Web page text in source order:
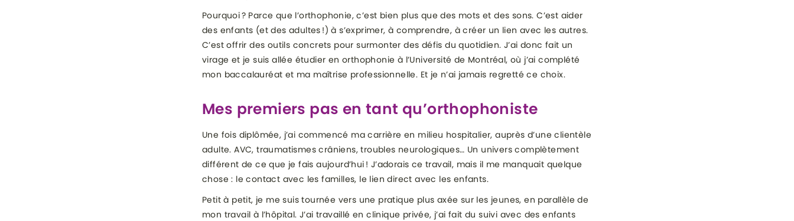
Pourquoi ? Parce que l’orthophonie, c’est bien plus que des mots et des sons. C’est aider
des enfants (et des adultes !) à s’exprimer, à comprendre, à créer un lien avec les autres.
C’est offrir des outils concrets pour surmonter des défis du quotidien. J’ai donc fait un
virage et je suis allée étudier en orthophonie à l’Université de Montréal, où j’ai complété
mon baccalauréat et ma maîtrise professionnelle. Et je n’ai jamais regretté ce choix.
Mes premiers pas en tant qu’orthophoniste
Une fois diplômée, j’ai commencé ma carrière en milieu hospitalier, auprès d’une clientèle
adulte. AVC, traumatismes crâniens, troubles neurologiques… Un univers complètement
différent de ce que je fais aujourd’hui ! J’adorais ce travail, mais il me manquait quelque
chose : le contact avec les familles, le lien direct avec les enfants.
Petit à petit, je me suis tournée vers une pratique plus axée sur les jeunes, en parallèle de
mon travail à l’hôpital. J’ai travaillé en clinique privée, j’ai fait du suivi avec des enfants